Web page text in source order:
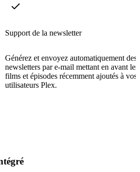
Support de la newsletter
Générez et envoyez automatiquement des
newsletters par e-mail mettant en avant les
films et épisodes récemment ajoutés à vos
utilisateurs Plex.